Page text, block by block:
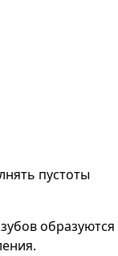
пустоты
образуются